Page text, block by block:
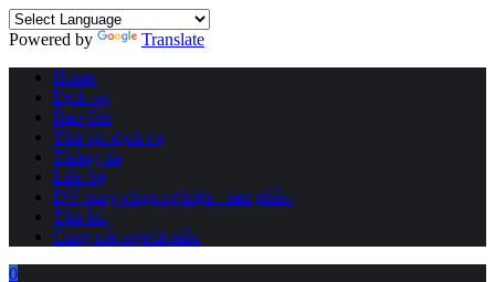
Powered by
Translate
Home
Dịch vụ
Báo Giá
Thủ tục dịch vụ
Thông tin
Liên hệ
DV quay chụp sự kiện - sản phẩm
Thu âm
Cung cấp người mẫu
0